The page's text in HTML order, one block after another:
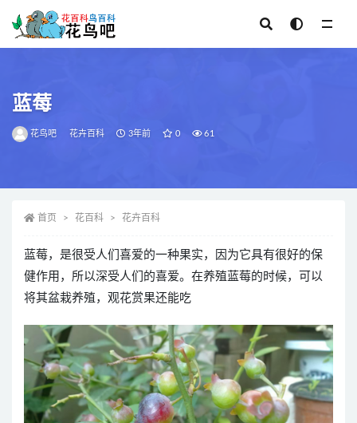
蓝莓
花鸟吧 花卉百科 3年前 0 61
首页 花百科 花卉百科
蓝莓，是很受人们喜爱的一种果实，因为它具有很好的保
健作用，所以深受人们的喜爱。在养殖蓝莓的时候，可以
将其盆栽养殖，观花赏果还能吃